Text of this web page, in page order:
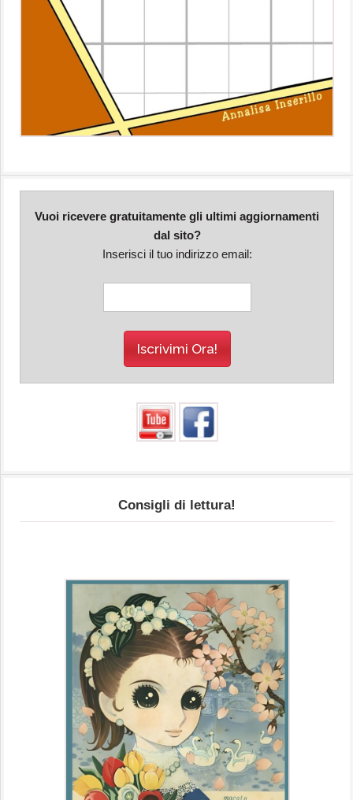
Vuoi ricevere gratuitamente gli ultimi aggiornamenti
dal sito?
Inserisci il tuo indirizzo email:
Consigli di lettura!